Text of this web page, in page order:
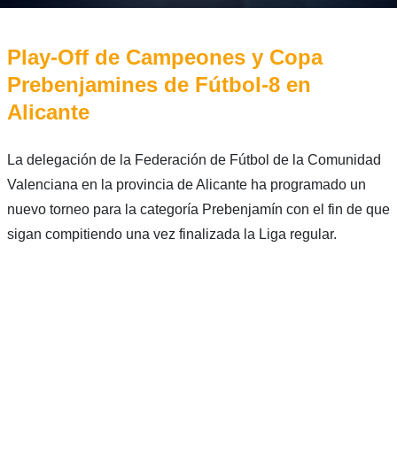
Play-Off de Campeones y Copa
Prebenjamines de Fútbol-8 en
Alicante
La delegación de la Federación de Fútbol de la Comunidad
Valenciana en la provincia de Alicante ha programado un
nuevo torneo para la categoría Prebenjamín con el fin de que
sigan compitiendo una vez finalizada la Liga regular.